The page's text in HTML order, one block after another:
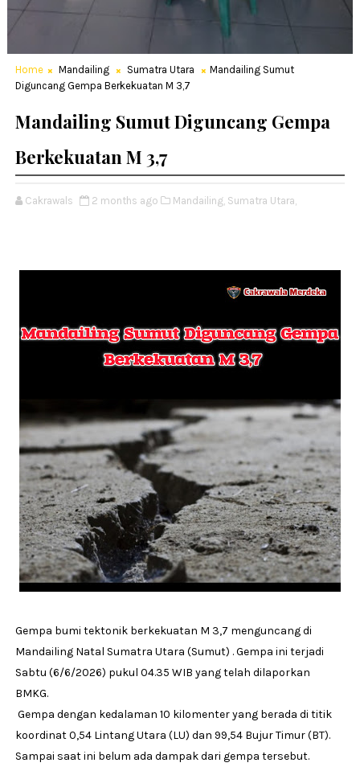
Home Mandailing Sumatra Utara
Mandailing Sumut
Diguncang Gempa Berkekuatan M 3,7
Mandailing Sumut Diguncang Gempa
Berkekuatan M 3,7
Cakrawals 2 months ago Mandailing, Sumatra Utara,
Gempa bumi tektonik berkekuatan M 3,7 menguncang di
Mandailing Natal Sumatra Utara (Sumut) . Gempa ini terjadi
Sabtu (6/6/2026) pukul 04.35 WIB yang telah dilaporkan
BMKG.
Gempa dengan kedalaman 10 kilomenter yang berada di titik
koordinat 0,54 Lintang Utara (LU) dan 99,54 Bujur Timur (BT).
Sampai saat ini belum ada dampak dari gempa tersebut.